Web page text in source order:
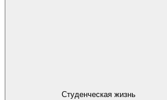
Студенческая жизнь